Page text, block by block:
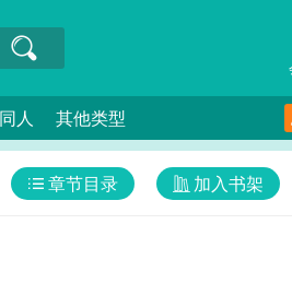
人 其他类型
加入书架
章节目录